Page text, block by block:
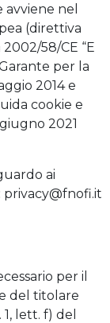
avviene nel
(direttiva
58/CE “E
per la
2014 e
cookie e
2021
ai
privacy@fnofi.it
per il
del titolare
lett. f) del